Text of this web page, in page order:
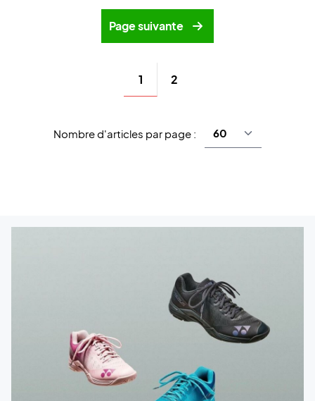
Page suivante
1 2
Nombre d'articles par page :